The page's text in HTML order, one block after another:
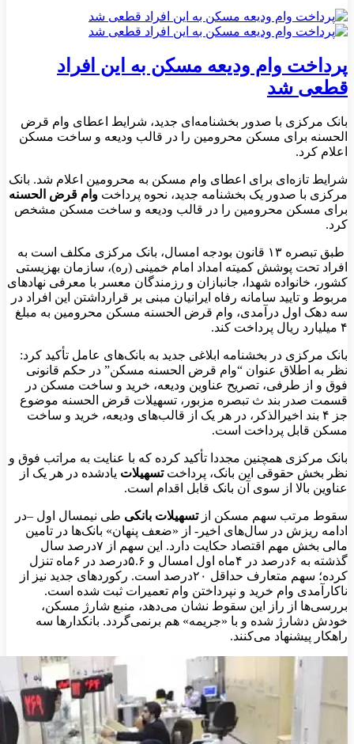
پرداخت وام ودیعه مسکن به این افراد
قطعی شد
بانک مرکزی با صدور بخشنامه‌ای جدید، شرایط اعطای وام قرض
الحسنه برای مسکن محرومین را در قالب ودیعه و ساخت مسکن
اعلام کرد.
شرایط تازه‌ای برای اعطای وام مسکن به محرومین اعلام شد. بانک
مرکزی با صدور یک بخشنامه جدید، نحوه پرداخت وام قرض الحسنه
برای مسکن محرومین را در قالب ودیعه و ساخت مسکن مشخص
کرد.
طبق تبصره ۱۳ قانون بودجه امسال، بانک مرکزی مکلف است به
افراد تحت پوشش کمیته امداد امام خمینی (ره)، سازمان بهزیستی
کشور، خانواده شهدا، جانبازان و رزمندگان معسر با معرفی نهاد‌های
مربوط و تایید سامانه رفاه ایرانیان مبنی بر قرارداشتن این افراد در
سه دهک اول درآمدی، وام قرض الحسنه مسکن محرومین به مبلغ
۴ میلیارد ریال پرداخت کند.
بانک مرکزی در بخشنامه ابلاغی جدید به بانک‌های عامل تأکید کرد:
نظر به اطلاق عنوان “وام قرض الحسنه مسکن” در حکم قانونی
فوق و از طرفی، تصریح عناوین ودیعه، خرید و ساخت مسکن در
قسمت صدر بند ث تبصره مزبور، تسهیلات قرض الحسنه موضوع
جز ۴ بند اخیرالذکر، در هر یک از قالب‌های ودیعه، خرید و ساخت
مسکن قابل پرداخت است.
بانک مرکزی همچنین مجددا تأکید کرده که با عنایت به مراتب فوق و
نظر بخش حقوقی این بانک، پرداختتسهیلات یادشده در هر یک از
عناوین بالا از سوی آن بانک قابل اقدام است.
سقوط مرتب سهم مسکن از تسهیلات بانکی طی نیمسال اول –در
ادامه ریزش در سال‌های اخیر- از «ضعف پنهان» بانک‌ها در تامین
مالی بخش مهم اقتصاد حکایت دارد. این سهم از ۷درصد سال
گذشته به ۶درصد در ۴ماه اول امسال و ۵.۶درصد در ۶ماه تنزل
کرده؛ سهم متعارف حداقل ۲۰درصد است. رکوردهای جدید نیز از
ناکارآمدی وام خرید و نپرداختن وام تعمیرات ثبت شده است.
بررسی‌ها از راز این سقوط نشان می‌دهد، منبع شارژ مسکن،
خودش دشارژ شده و با «جریمه» هم برنمی‌گردد. بانکدارها سه
راهکار پیشنهاد می‌کنند.